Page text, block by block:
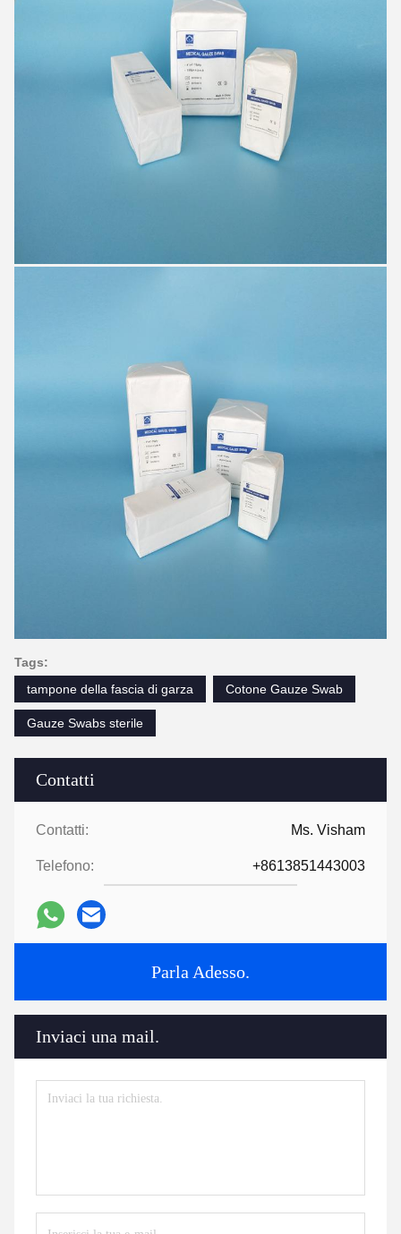
Contatti
Contatti: Ms. Visham
Telefono: +8613851443003
Parla Adesso.
Inviaci una mail.
Tags:
tampone della fascia di garza
Cotone Gauze Swab
Gauze Swabs sterile